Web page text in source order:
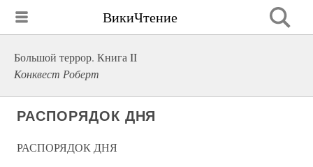
ВикиЧтение
Большой террор. Книга II
Конквест Роберт
РАСПОРЯДОК ДНЯ
РАСПОРЯДОК ДНЯ